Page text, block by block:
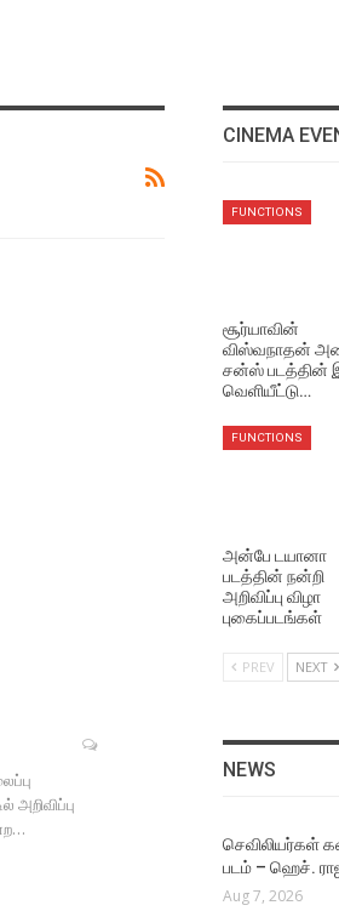
CINEMA
FUNCTIONS
சூர்யாவின்
விஸ்வநாதன்
சன்ஸ் படத்தின்
வெளியீட்டு…
FUNCTIONS
அன்பே டயானா
படத்தின் நன்றி
அறிவிப்பு விழா
புகைப்படங்கள்
PREV NEXT
NEWS
செவிலியர்கள்
படம் – ஹெச்.
Aug 7, 2026
EVENTS VIDEOS
EVENTS VIDEOS
முதல்வர் விஜய் செய்தது
சரியா தவறா ? மக்களின்
சன்ஸ்’ படத்தின் ‘தி ஒன் ரூல்’
பாடல் வெளியீடு!
இயக்குநர் மோகன் ராஜா
இயக்கத்தில் நடிக்கும்